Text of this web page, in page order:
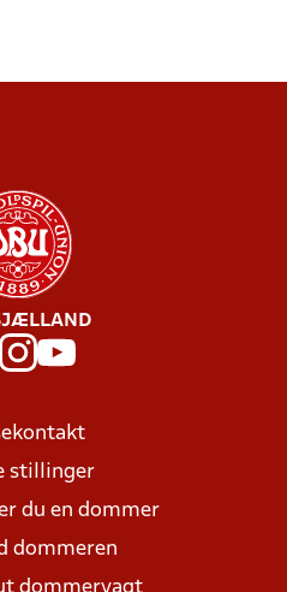
stillinger
du en dommer
dommeren
dommervagt